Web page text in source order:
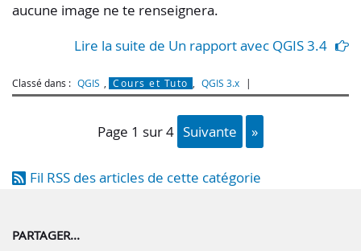
aucune image ne te renseignera.
Lire la suite de Un rapport avec QGIS 3.4
Classé dans : QGIS , Cours et Tuto , QGIS 3.x
page 1 sur 4 suivante »
Fil RSS des articles de cette catégorie
PARTAGER...